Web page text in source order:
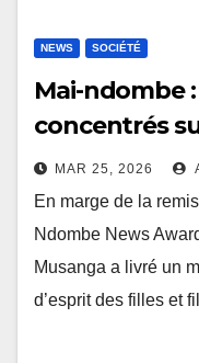
NEWS SOCIÉTÉ
Mai-ndombe
concentrés
assez sur la
d’alarme de
Musanga
MAR 25, 2026
En marge de la
Ndombe News
Musanga a livré un
d’esprit des filles et